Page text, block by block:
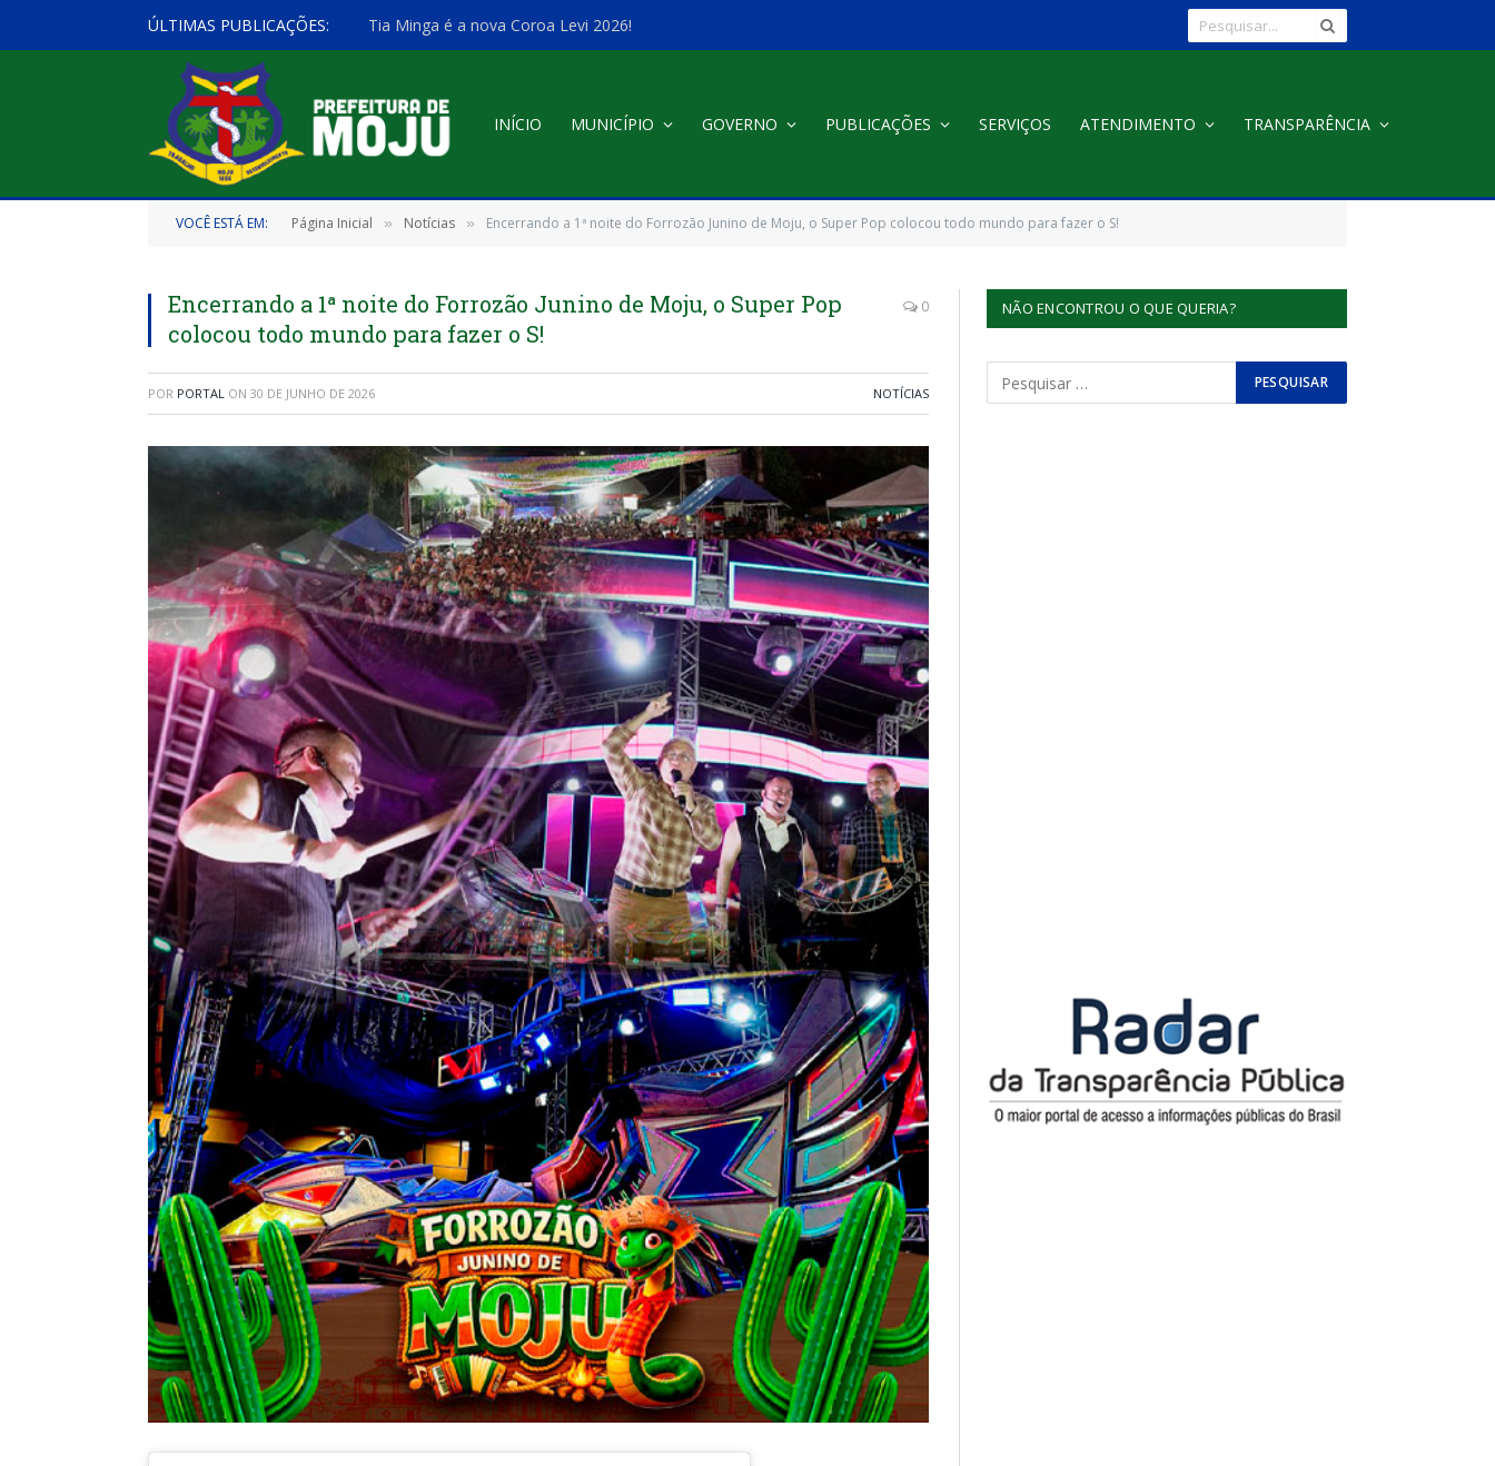
ÚLTIMAS PUBLICAÇÕES: Tia Minga é a nova Coroa Levi 2026!
INÍCIO MUNICÍPIO GOVERNO PUBLICAÇÕES SERVIÇOS ATENDIMENTO TRANSPARÊNCIA
VOCÊ ESTÁ EM: Página Inicial » Notícias » Encerrando a 1ª noite do Forrozão Junino de Moju, o Super Pop colocou todo mundo para fazer o S!
Encerrando a 1ª noite do Forrozão Junino de Moju, o Super Pop
colocou todo mundo para fazer o S!
0
POR PORTAL ON 30 DE JUNHO DE 2026 NOTÍCIAS
NÃO ENCONTROU O QUE QUERIA?